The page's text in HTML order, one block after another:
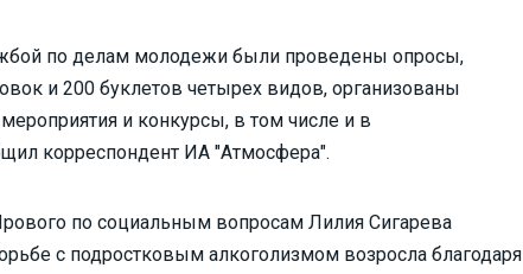
по делам молодежи были проведены опросы,
и 200 буклетов четырех видов, организованы
и конкурсы, в том числе и в
корреспондент ИА "Атмосфера".
по социальным вопросам Лилия Сигарева
с подростковым алкоголизмом возросла благодаря